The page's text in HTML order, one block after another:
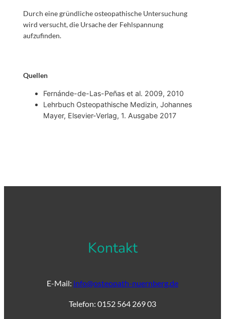
Durch eine gründliche osteopathische Untersuchung
wird versucht, die Ursache der Fehlspannung
aufzufinden.
Quellen
Fernánde-de-Las-Peñas et al. 2009, 2010
Lehrbuch Osteopathische Medizin, Johannes
Mayer, Elsevier-Verlag, 1. Ausgabe 2017
Kontakt
E-Mail: info@osteopath-nuernberg.de
Telefon: 0152 564 269 03